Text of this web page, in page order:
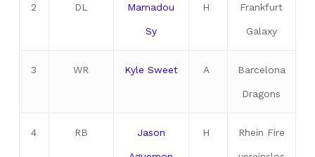
2 DL Mamadou
Sy
H Frankfurt
Galaxy
3 WR Kyle Sweet A Barcelona
Dragons
4 RB Jason H Rhein Fire